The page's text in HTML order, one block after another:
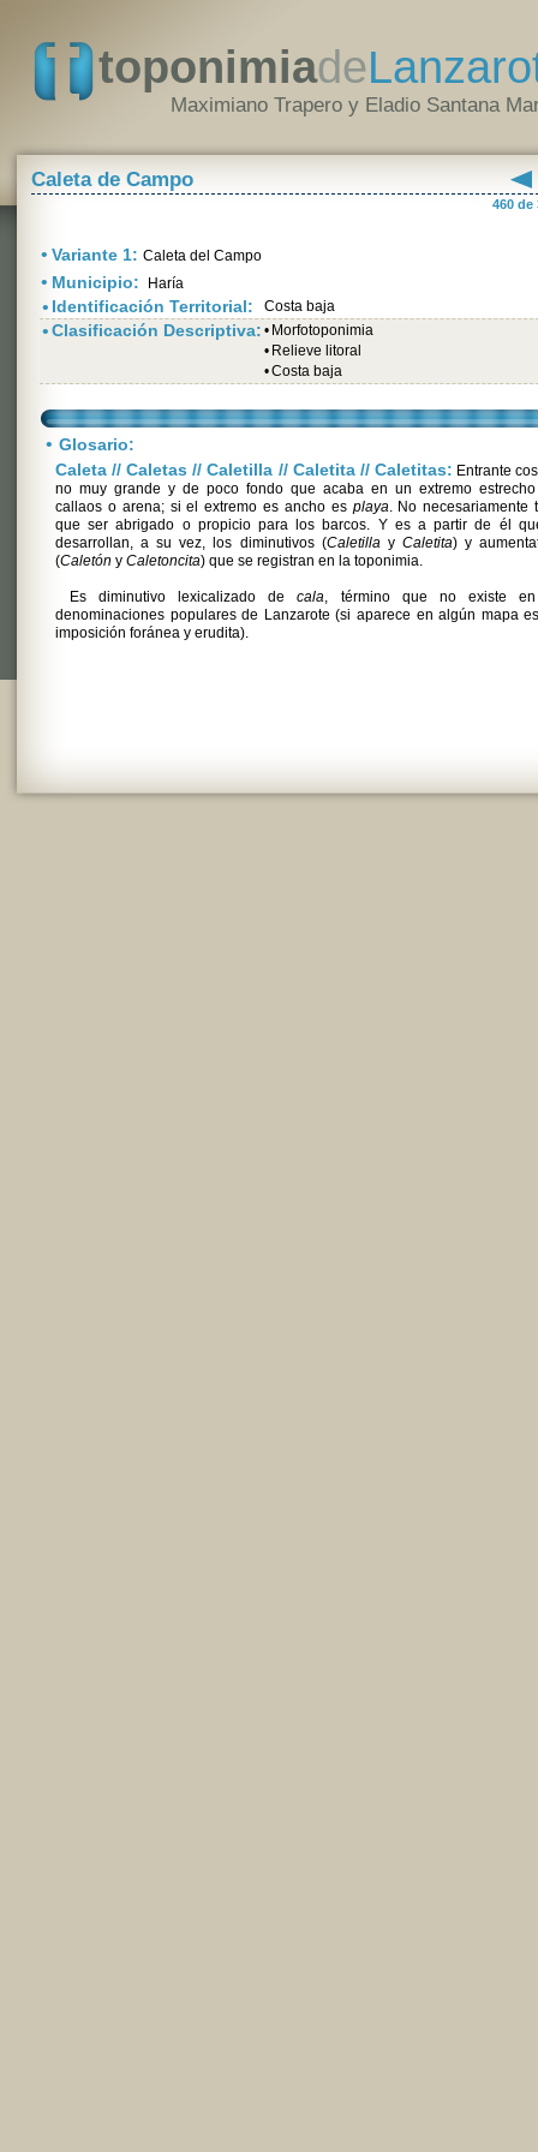
toponimiade
Maximiano Trapero y Eladio Santana
Caleta de Campo
460 de
• Variante 1: Caleta del Campo
• Municipio: Haría
• Identificación Territorial: Costa baja
•Clasificación Descriptiva: • Morfotoponimia
• Relieve litoral
•Costa baja
• Glosario:
Caleta // Caletas // Caletilla // Caletita // Caletitas: Entrante
no muy grande y de poco fondo que acaba en un extremo
callaos o arena; si el extremo es ancho es playa. No necesariamente
que ser abrigado o propicio para los barcos. Y es a partir de él
desarrollan, a su vez, los diminutivos (Caletillay Caletita) y
(Caletón y Caletoncita) que se registran en la toponimia.
Es diminutivo lexicalizado decala, término que no existe
denominaciones populares de Lanzarote (si aparece en algún mapa
imposición foránea y erudita).